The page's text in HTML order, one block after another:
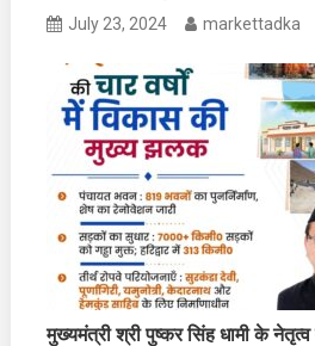
July 23, 2024 markettadka
मुख्यमंत्री श्री पुष्कर सिंह धामी के नेतृत्व